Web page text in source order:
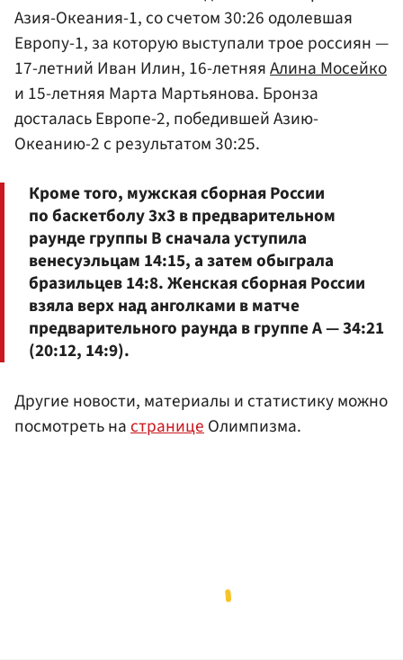
Азия-Океания-1, со счетом 30:26 одолевшая
Европу-1, за которую выступали трое россиян —
17-летний Иван Илин, 16-летняяАлина Мосейко
и 15-летняя Марта Мартьянова. Бронза
досталась Европе-2, победившей Азию-
Океанию-2 с результатом 30:25.
Кроме того, мужская сборная России
по баскетболу 3х3 в предварительном
раунде группы B сначала уступила
венесуэльцам 14:15, а затем обыграла
бразильцев 14:8. Женская сборная России
взяла верх над анголками в матче
предварительного раунда в группе A — 34:21
(20:12, 14:9).
Другие новости, материалы и статистику можно
посмотреть настраницеОлимпизма.